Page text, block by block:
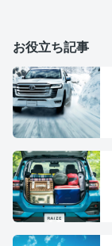
お役立ち記事